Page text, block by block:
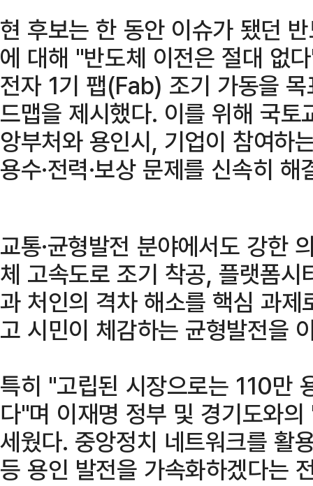
현 후보는 한 동안 이슈가 됐던
에 대해 "반도체 이전은 절대 없
전자 1기 팹(Fab) 조기 가동을
드맵을 제시했다. 이를 위해 국토
앙부처와 용인시, 기업이 참여하
용수·전력·보상 문제를 신속히
교통·균형발전 분야에서도 강한
체 고속도로 조기 착공, 플랫폼시
과 처인의 격차 해소를 핵심 과
고 시민이 체감하는 균형발전을
특히 "고립된 시장으로는 110만
다"며 이재명 정부 및 경기도와
세웠다. 중앙정치 네트워크를 활
등 용인 발전을 가속화하겠다는